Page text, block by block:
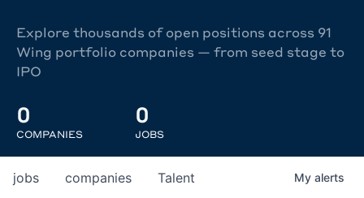
Explore thousands of open positions across 91
Wing portfolio companies — from seed stage to
IPO
0
COMPANIES
0
JOBS
jobs companies Talent My alerts